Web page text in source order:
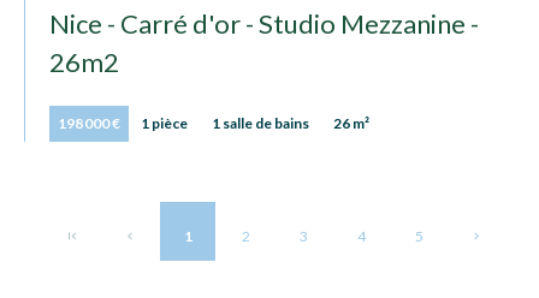
Nice - Carré d'or - Studio Mezzanine -
26m2
198 000 € 1 pièce 1 salle de bains 26 m²
1 2 3 4 5